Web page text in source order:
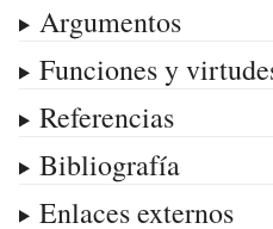
Argumentos
Funciones y
Referencias
Bibliografía
Enlaces externos